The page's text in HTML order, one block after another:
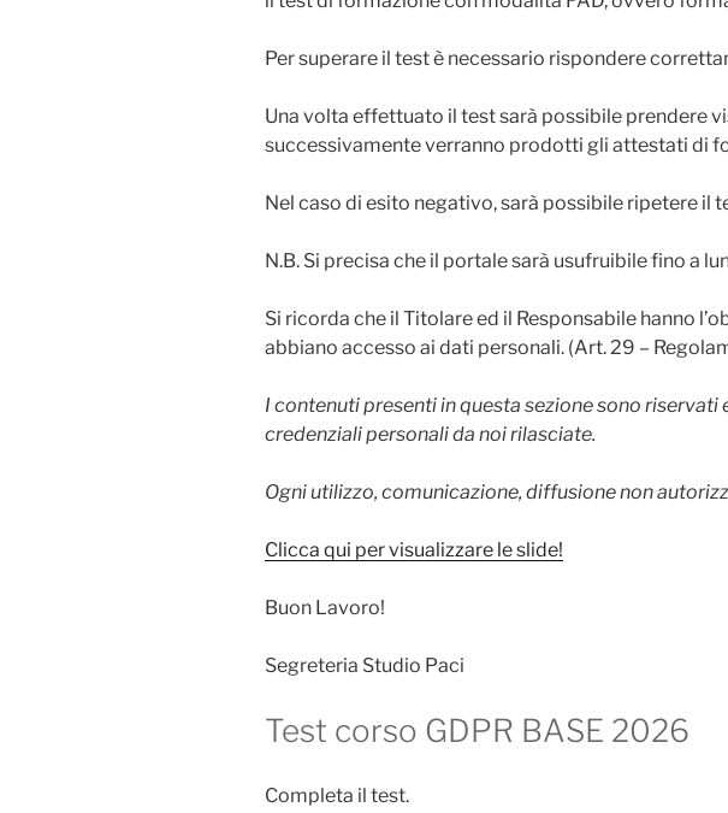
Per superare il test è necessario rispondere
Una volta effettuato il test sarà possibile prendere
successivamente verranno prodotti gli attestati di
Nel caso di esito negativo, sarà possibile ripetere il
N.B. Si precisa che il portale sarà usufruibile fino a
Si ricorda che il Titolare ed il Responsabile hanno
abbiano accesso ai dati personali. (Art. 29 –
I contenuti presenti in questa sezione sono
credenziali personali da noi rilasciate.
Ogni utilizzo, comunicazione, diffusione non
Clicca qui per visualizzare le slide!
Buon Lavoro!
Segreteria Studio Paci
Test corso GDPR BASE 2026
Completa il test.